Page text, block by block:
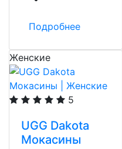
Подробнее
Женские
5
UGG Dakota
Мокасины